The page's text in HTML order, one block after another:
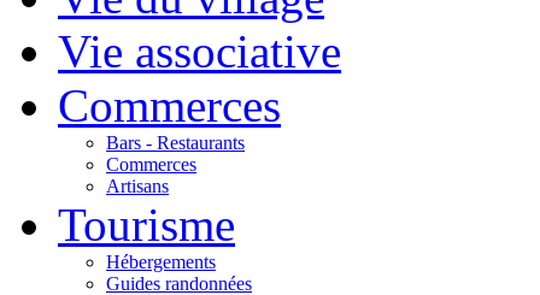
Vie associative
Commerces
Bars - Restaurants
Commerces
Artisans
Tourisme
Hébergements
Guides randonnées